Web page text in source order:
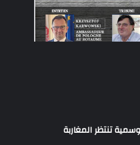
تنتظر المغاربة